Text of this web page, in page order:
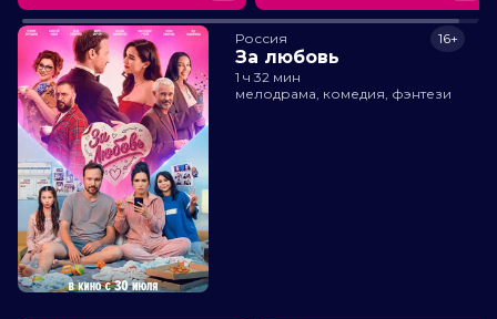
Россия
За любовь
16+
1 ч 32 мин
мелодрама, комедия, фэнтези